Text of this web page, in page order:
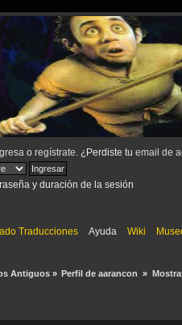
o regístrate . ¿Perdiste tu email de
y duración de la sesión
Traducciones Ayuda Wiki
Antiguos» Perfil de aarancon »